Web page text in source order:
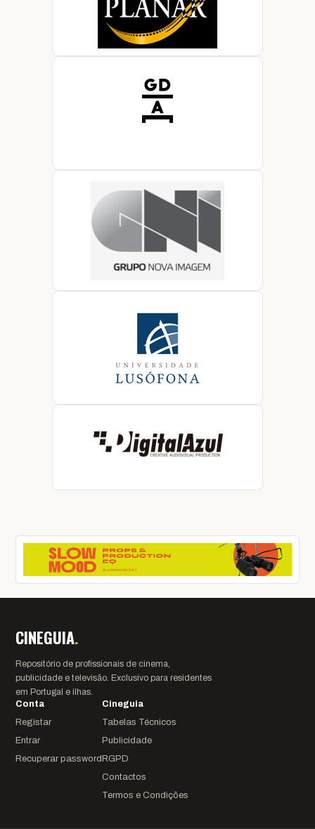
CINEGUIA.
Repositório de profissionais de cinema,
publicidade e televisão. Exclusivo para residentes
em Portugal e ilhas.
Conta
Registar
Entrar
Recuperar password
Cineguia
Tabelas Técnicos
Publicidade
RGPD
Contactos
Termos e Condições